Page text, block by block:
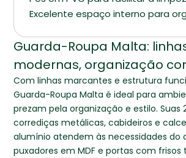
Excelente espaço interno para
Guarda-Roupa Malta:
modernas, organização
Com linhas marcantes e estrutura
Guarda-Roupa Malta é ideal para
prezam pela organização e estilo. Suas
corrediças metálicas, cabideiros e
alumínio atendem às necessidades do
puxadores em MDF e portas com frisos